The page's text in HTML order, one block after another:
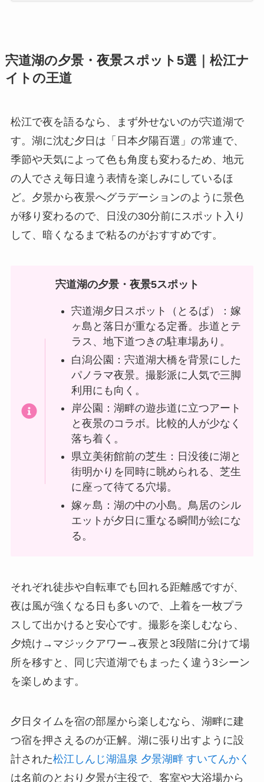
宍道湖の夕景・夜景スポット5選｜松江ナ
イトの王道
松江で夜を語るなら、まず外せないのが宍道湖で
す。湖に沈む夕日は「日本夕陽百選」の常連で、
季節や天気によって色も角度も変わるため、地元
の人でさえ毎日違う表情を楽しみにしているほ
ど。夕景から夜景へグラデーションのように景色
が移り変わるので、日没の30分前にスポット入り
して、暗くなるまで粘るのがおすすめです。
宍道湖の夕景・夜景5スポット
宍道湖夕日スポット（とるぱ）：嫁
ヶ島と落日が重なる定番。歩道とテ
ラス、地下道つきの駐車場あり。
白潟公園：宍道湖大橋を背景にした
パノラマ夜景。撮影派に人気で三脚
利用にも向く。
岸公園：湖畔の遊歩道に立つアート
と夜景のコラボ。比較的人が少なく
落ち着く。
県立美術館前の芝生：日没後に湖と
街明かりを同時に眺められる、芝生
に座って待てる穴場。
嫁ヶ島：湖の中の小島。鳥居のシル
エットが夕日に重なる瞬間が絵にな
る。
それぞれ徒歩や自転車でも回れる距離感ですが、
夜は風が強くなる日も多いので、上着を一枚プラ
スして出かけると安心です。撮影を楽しむなら、
夕焼け→マジックアワー→夜景と3段階に分けて場
所を移すと、同じ宍道湖でもまったく違う3シーン
を楽しめます。
夕日タイムを宿の部屋から楽しむなら、湖畔に建
つ宿を押さえるのが正解。湖に張り出すように設
計された松江しんじ湖温泉 夕景湖畔 すいてんかく
は名前のとおり夕景が主役で、客室や大浴場から